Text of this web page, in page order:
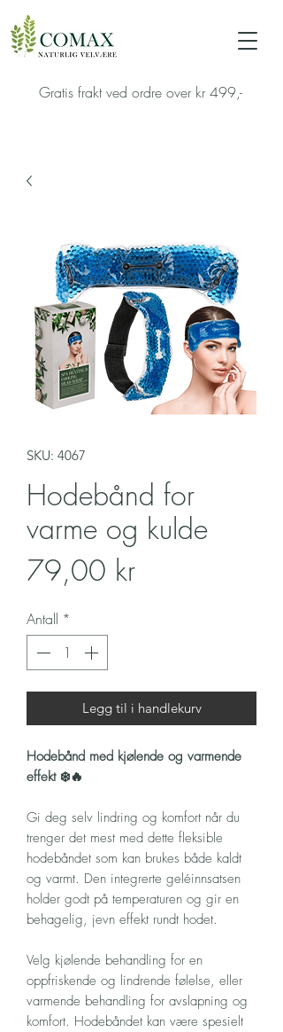
Gratis frakt ved ordre over kr 499,-
SKU: 4067
Hodebånd for
varme og kulde
79,00 krPris
Antall *
Legg til i handlekurv
Hodebånd med kjølende og varmende
effekt ❄️🔥
Gi deg selv lindring og komfort når du
trenger det mest med dette fleksible
hodebåndet som kan brukes både kaldt
og varmt. Den integrerte geléinnsatsen
holder godt på temperaturen og gir en
behagelig, jevn effekt rundt hodet.
Velg kjølende behandling for en
oppfriskende og lindrende følelse, eller
varmende behandling for avslapning og
komfort. Hodebåndet kan være spesielt